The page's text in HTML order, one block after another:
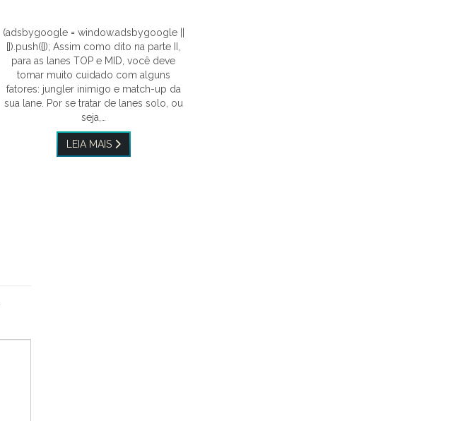
(adsbygoogle = window.adsbygoogle ||
[]).push({}); Assim como dito na parte II,
para as lanes TOP e MID, você deve
tomar muito cuidado com alguns
fatores: jungler inimigo e match-up da
sua lane. Por se tratar de lanes solo, ou
seja,…
LEIA MAIS